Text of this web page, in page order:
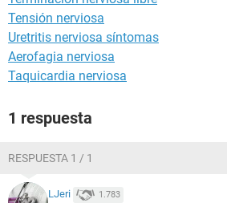
Tensión nerviosa
Uretritis nerviosa síntomas
Aerofagia nerviosa
Taquicardia nerviosa
1 respuesta
RESPUESTA 1 / 1
LJeri 1.783